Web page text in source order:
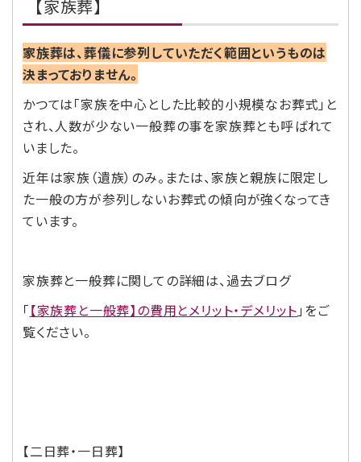
【家族葬】
家族葬は、葬儀に参列していただく範囲というものは
決まっておりません。
かつては「家族を中心とした比較的小規模なお葬式」と
され、人数が少ない一般葬の事を家族葬とも呼ばれて
いました。
近年は家族（遺族）のみ。または、家族と親族に限定し
た一般の方が参列しないお葬式の傾向が強くなってき
ています。
家族葬と一般葬に関しての詳細は、過去ブログ
「【家族葬と一般葬】の費用とメリット・デメリット 」をご
覧ください。
【二日葬・一日葬】